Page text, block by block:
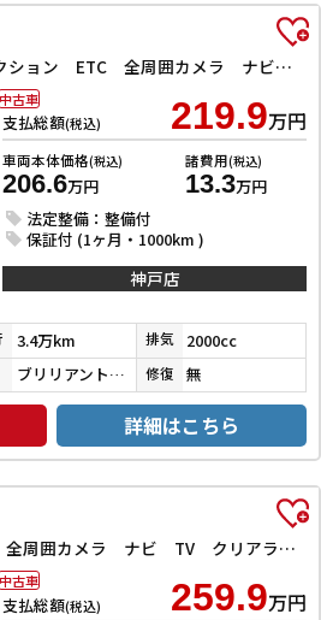
ハイウェイスター Vセレクション ETC 全周囲カメラ ナビ TV クリアランスソナー オートクルーズコントロール パークアシスト 衝突被害軽減システム 両側電動スライドドア オートライト LEDヘッドランプ
支払総額(税込) 219.9万円
車両本体価格(税込)
206.6万円
諸費用(税込)
13.3万円
法定整備：整備付
保証付 (1ヶ月・1000km )
中古車
神戸店
3.4万km 排気 2000cc
ブリリアントホワイトパール３コートパール 修復 無
詳細はこちら
ハイウェイスターV ETC 全周囲カメラ ナビ TV クリアランスソナー オートクルーズコントロール 衝突被害軽減システム 両側電動スライドドア オートライト LEDヘッドランプ スマートキー
支払総額(税込) 259.9万円
中古車